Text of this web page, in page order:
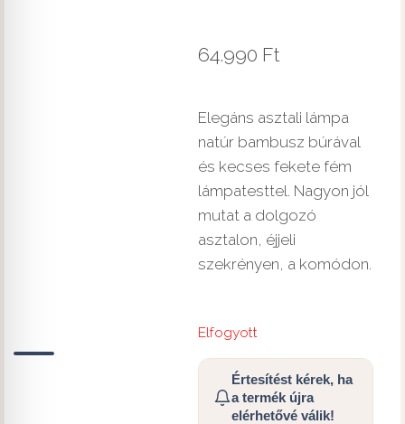
64.990 Ft
Elegáns asztali lámpa
natúr bambusz búrával
és kecses fekete fém
lámpatesttel. Nagyon jól
mutat a dolgozó
asztalon, éjjeli
szekrényen, a komódon.
Elfogyott
Értesítést kérek, ha
a termék újra
elérhetővé válik!